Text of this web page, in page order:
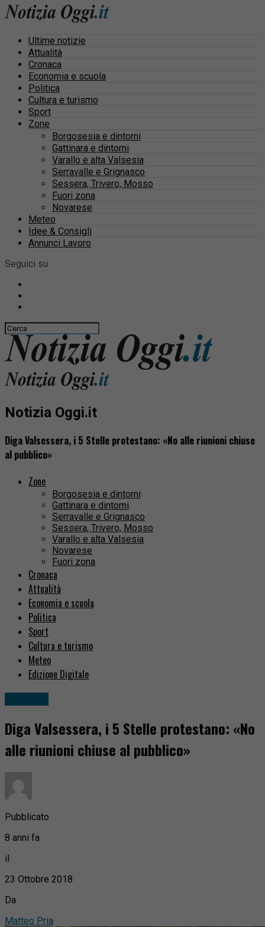
Ultime notizie
Attualità
Cronaca
Economia e scuola
Politica
Cultura e turismo
Sport
Zone
Borgosesia e dintorni
Gattinara e dintorni
Varallo e alta Valsesia
Serravalle e Grignasco
Sessera, Trivero, Mosso
Fuori zona
Novarese
Meteo
Idee & Consigli
Annunci Lavoro
Seguici su
Notizia Oggi.it
Diga Valsessera, i 5 Stelle protestano: «No alle riunioni chiuse
al pubblico»
Zone
Borgosesia e dintorni
Gattinara e dintorni
Serravalle e Grignasco
Sessera, Trivero, Mosso
Varallo e alta Valsesia
Novarese
Fuori zona
Cronaca
Attualità
Economia e scuola
Politica
Sport
Cultura e turismo
Meteo
Edizione Digitale
Diga Valsessera, i 5 Stelle protestano: «No
alle riunioni chiuse al pubblico»
Pubblicato
8 anni fa
il
23 Ottobre 2018
Da
Matteo Pria